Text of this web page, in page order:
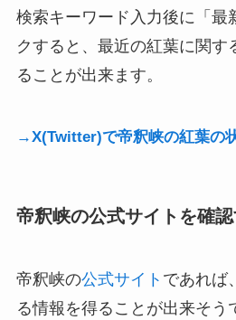
検索キーワード入力後に「最
クすると、最近の紅葉に関す
ることが出来ます。
→X(Twitter)で帝釈峡の紅葉の
帝釈峡の公式サイトを確認
帝釈峡の公式サイト であれば
る情報を得ることが出来そう